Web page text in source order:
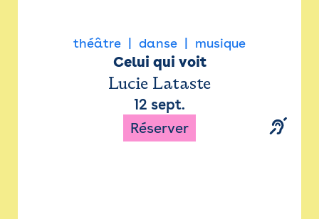
théâtre danse musique
Celui qui voit
Lucie Lataste
12 sept.
Réserver